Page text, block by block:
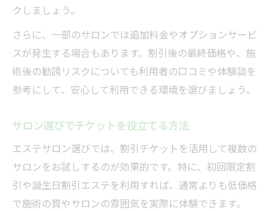
クしましょう。
さらに、一部のサロンでは追加料金やオプションサービ
スが発生する場合もあります。割引後の最終価格や、施
術後の勧誘リスクについても利用者の口コミや体験談を
参考にして、安心して利用できる環境を選びましょう。
サロン選びでチケットを役立てる方法
エステサロン選びでは、割引チケットを活用して複数の
サロンをお試しするのが効果的です。特に、初回限定割
引や誕生日割引エステを利用すれば、通常よりも低価格
で施術の質やサロンの雰囲気を実際に体験できます。